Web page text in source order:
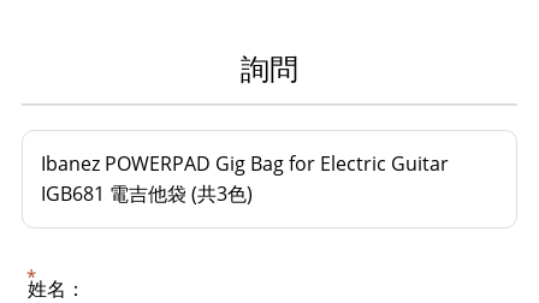
詢問
Ibanez POWERPAD Gig Bag for Electric Guitar
IGB681 電吉他袋 (共3色)
姓名：